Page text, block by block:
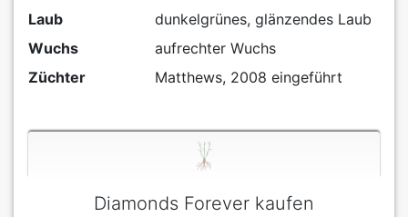
Laub
dunkelgrünes, glänzendes Laub
Wuchs
aufrechter Wuchs
Züchter
Matthews, 2008 eingeführt
Diamonds Forever kaufen